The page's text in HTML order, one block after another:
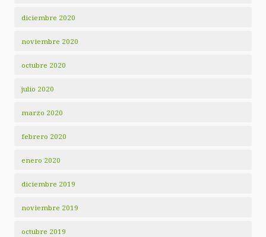
diciembre 2020
noviembre 2020
octubre 2020
julio 2020
marzo 2020
febrero 2020
enero 2020
diciembre 2019
noviembre 2019
octubre 2019